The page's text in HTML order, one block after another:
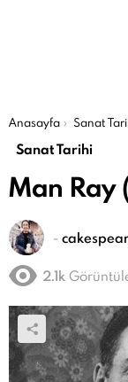
Şu an buradasın:
Anasayfa Sanat
Sanat Tarihi
Man Ray
-
2.1k